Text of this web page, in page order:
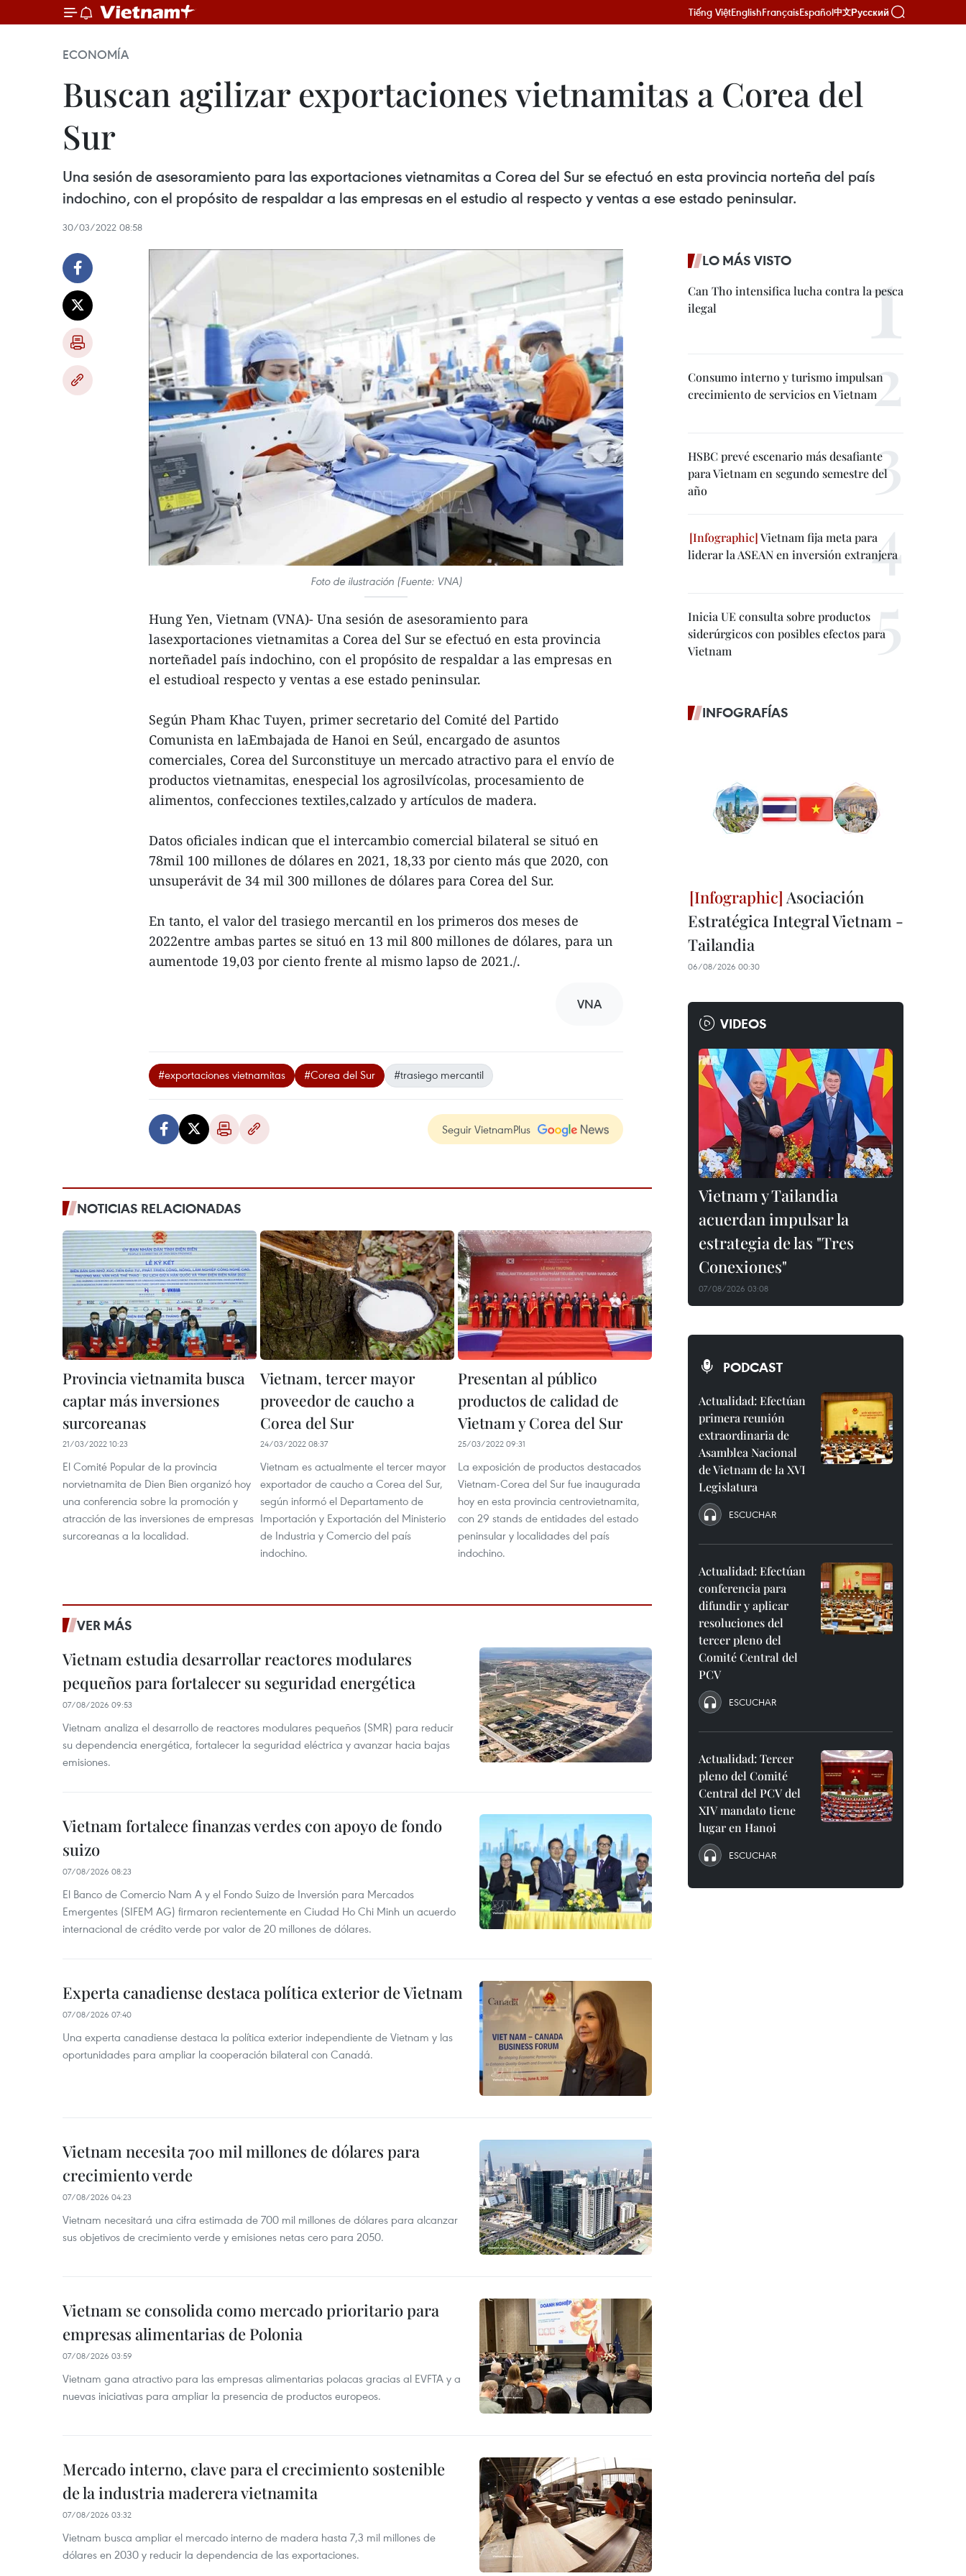
Tiếng ViệtEnglishFrançaisEspañol中文Русский
ECONOMÍA
Buscan agilizar exportaciones vietnamitas a Corea del
Sur
Una sesión de asesoramiento para las exportaciones vietnamitas a Corea del Sur se efectuó en esta provincia norteña del país
indochino, con el propósito de respaldar a las empresas en el estudio al respecto y ventas a ese estado peninsular.
30/03/2022 08:58
Foto de ilustración (Fuente: VNA)
Hung Yen, Vietnam (VNA)- Una sesión de asesoramiento para
lasexportaciones vietnamitas a Corea del Sur se efectuó en esta provincia
norteñadel país indochino, con el propósito de respaldar a las empresas en
el estudioal respecto y ventas a ese estado peninsular.
Según Pham Khac Tuyen, primer secretario del Comité del Partido
Comunista en laEmbajada de Hanoi en Seúl, encargado de asuntos
comerciales, Corea del Surconstituye un mercado atractivo para el envío de
productos vietnamitas, enespecial los agrosilvícolas, procesamiento de
alimentos, confecciones textiles,calzado y artículos de madera.
Datos oficiales indican que el intercambio comercial bilateral se situó en
78mil 100 millones de dólares en 2021, 18,33 por ciento más que 2020, con
unsuperávit de 34 mil 300 millones de dólares para Corea del Sur.
En tanto, el valor del trasiego mercantil en los primeros dos meses de
2022entre ambas partes se situó en 13 mil 800 millones de dólares, para un
aumentode 19,03 por ciento frente al mismo lapso de 2021./.
VNA
#exportaciones vietnamitas #Corea del Sur #trasiego mercantil
Seguir VietnamPlus
NOTICIAS RELACIONADAS
Provincia vietnamita busca
captar más inversiones
surcoreanas
21/03/2022 10:23
El Comité Popular de la provincia
norvietnamita de Dien Bien organizó hoy
una conferencia sobre la promoción y
atracción de las inversiones de empresas
surcoreanas a la localidad.
Vietnam, tercer mayor
proveedor de caucho a
Corea del Sur
24/03/2022 08:37
Vietnam es actualmente el tercer mayor
exportador de caucho a Corea del Sur,
según informó el Departamento de
Importación y Exportación del Ministerio
de Industria y Comercio del país
indochino.
Presentan al público
productos de calidad de
Vietnam y Corea del Sur
25/03/2022 09:31
La exposición de productos destacados
Vietnam-Corea del Sur fue inaugurada
hoy en esta provincia centrovietnamita,
con 29 stands de entidades del estado
peninsular y localidades del país
indochino.
VER MÁS
Vietnam estudia desarrollar reactores modulares
pequeños para fortalecer su seguridad energética
07/08/2026 09:53
Vietnam analiza el desarrollo de reactores modulares pequeños (SMR) para reducir
su dependencia energética, fortalecer la seguridad eléctrica y avanzar hacia bajas
emisiones.
Vietnam fortalece finanzas verdes con apoyo de fondo
suizo
07/08/2026 08:23
El Banco de Comercio Nam A y el Fondo Suizo de Inversión para Mercados
Emergentes (SIFEM AG) firmaron recientemente en Ciudad Ho Chi Minh un acuerdo
internacional de crédito verde por valor de 20 millones de dólares.
Experta canadiense destaca política exterior de Vietnam
07/08/2026 07:40
Una experta canadiense destaca la política exterior independiente de Vietnam y las
oportunidades para ampliar la cooperación bilateral con Canadá.
Vietnam necesita 700 mil millones de dólares para
crecimiento verde
07/08/2026 04:23
Vietnam necesitará una cifra estimada de 700 mil millones de dólares para alcanzar
sus objetivos de crecimiento verde y emisiones netas cero para 2050.
Vietnam se consolida como mercado prioritario para
empresas alimentarias de Polonia
07/08/2026 03:59
Vietnam gana atractivo para las empresas alimentarias polacas gracias al EVFTA y a
nuevas iniciativas para ampliar la presencia de productos europeos.
Mercado interno, clave para el crecimiento sostenible
de la industria maderera vietnamita
07/08/2026 03:32
Vietnam busca ampliar el mercado interno de madera hasta 7,3 mil millones de
dólares en 2030 y reducir la dependencia de las exportaciones.
LO MÁS VISTO
Can Tho intensifica lucha contra la pesca
ilegal
Consumo interno y turismo impulsan
crecimiento de servicios en Vietnam
HSBC prevé escenario más desafiante
para Vietnam en segundo semestre del
año
Vietnam fija meta para
liderar la ASEAN en inversión extranjera
Inicia UE consulta sobre productos
siderúrgicos con posibles efectos para
Vietnam
INFOGRAFÍAS
Asociación
Estratégica Integral Vietnam -
Tailandia
06/08/2026 00:30
VIDEOS
Vietnam y Tailandia
acuerdan impulsar la
estrategia de las "Tres
Conexiones"
07/08/2026 03:08
PODCAST
Actualidad: Efectúan
primera reunión
extraordinaria de
Asamblea Nacional
de Vietnam de la XVI
Legislatura
ESCUCHAR
Actualidad: Efectúan
conferencia para
difundir y aplicar
resoluciones del
tercer pleno del
Comité Central del
PCV
ESCUCHAR
Actualidad: Tercer
pleno del Comité
Central del PCV del
XIV mandato tiene
lugar en Hanoi
ESCUCHAR